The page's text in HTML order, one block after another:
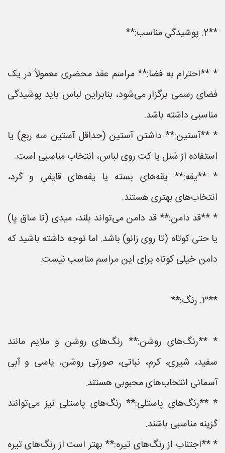
**2. پوشیدگی مناسب:**
* **احترام به فضا:** مراسم عقد محضری معمولاً در یک
فضای رسمی برگزار می‌شود، بنابراین لباس باید پوشیدگی
مناسبی داشته باشد.
* **آستین:** داشتن آستین (حداقل آستین سه ربع) یا
استفاده از شنل یا کت روی لباس، انتخاب مناسبی است.
* **یقه:** یقه‌های بسته یا یقه‌های قایقی و گرد،
انتخاب‌های بهتری هستند.
* **قد دامن:** قد دامن می‌تواند بلند، میدی (تا ساق پا)
یا حتی کوتاه (تا روی زانو) باشد. اما توجه داشته باشید که
دامن خیلی کوتاه برای این مراسم مناسب نیست.
**3. رنگ:**
* **رنگ‌های روشن:** رنگ‌های روشن و ملایم مانند
سفید، شیری، کرم، نباتی، صورتی روشن، یاسی و آبی
آسمانی انتخاب‌های محبوبی هستند.
* **رنگ‌های پاستلی:** رنگ‌های پاستلی نیز می‌توانند
گزینه مناسبی باشند.
* **اجتناب از رنگ‌های تیره:** بهتر است از رنگ‌های تیره